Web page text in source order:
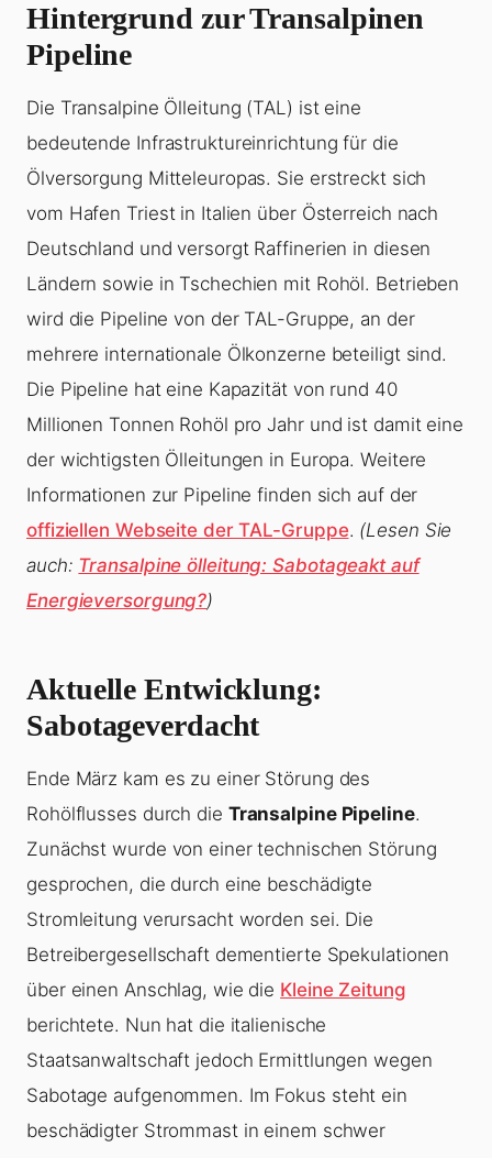
Hintergrund zur Transalpinen
Pipeline
Die Transalpine Ölleitung (TAL) ist eine
bedeutende Infrastruktureinrichtung für die
Ölversorgung Mitteleuropas. Sie erstreckt sich
vom Hafen Triest in Italien über Österreich nach
Deutschland und versorgt Raffinerien in diesen
Ländern sowie in Tschechien mit Rohöl. Betrieben
wird die Pipeline von der TAL-Gruppe, an der
mehrere internationale Ölkonzerne beteiligt sind.
Die Pipeline hat eine Kapazität von rund 40
Millionen Tonnen Rohöl pro Jahr und ist damit eine
der wichtigsten Ölleitungen in Europa. Weitere
Informationen zur Pipeline finden sich auf der
offiziellen Webseite der TAL-Gruppe. (Lesen Sie
auch: Transalpine ölleitung: Sabotageakt auf
Energieversorgung?)
Aktuelle Entwicklung:
Sabotageverdacht
Ende März kam es zu einer Störung des
Rohölflusses durch die Transalpine Pipeline.
Zunächst wurde von einer technischen Störung
gesprochen, die durch eine beschädigte
Stromleitung verursacht worden sei. Die
Betreibergesellschaft dementierte Spekulationen
über einen Anschlag, wie die Kleine Zeitung
berichtete. Nun hat die italienische
Staatsanwaltschaft jedoch Ermittlungen wegen
Sabotage aufgenommen. Im Fokus steht ein
beschädigter Strommast in einem schwer